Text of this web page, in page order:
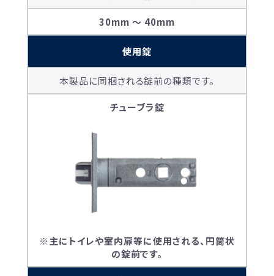
30mm 〜 40mm
使用錠
本製品に同梱される錠前の種類です。
チューブラ錠
※主にトイレや室内扉等に使用される、円筒状
の錠前です。